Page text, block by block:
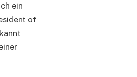
ein
of